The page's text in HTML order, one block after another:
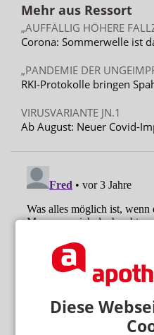
Diese
Mehr aus Ressort
„AUFFÄLLIG HÖHERE
Corona: Sommerwelle ist
„PANDEMIE DER
RKI-Protokolle bringen
VIRUSVARIANTE JN.1
Ab August: Neuer Covid-